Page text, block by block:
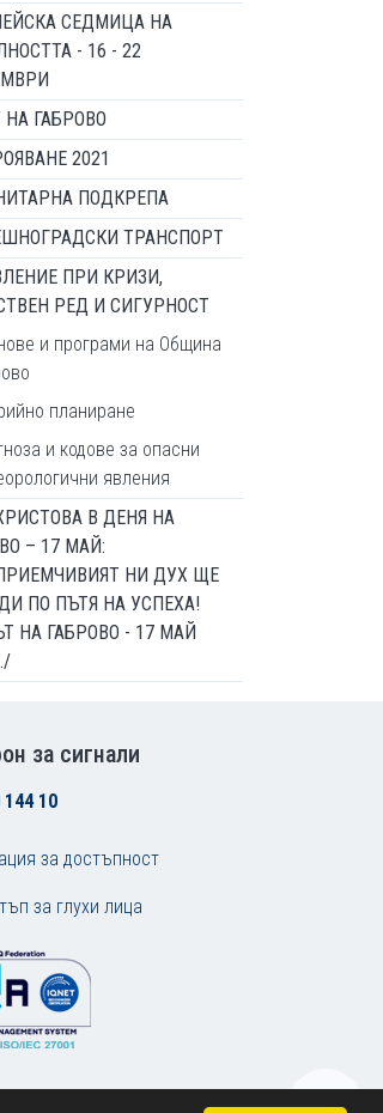
СЕДМИЦА НА
- 16 - 22
НА ГАБРОВО
2021
ПОДКРЕПА
ТРАНСПОРТ
ПРИ КРИЗИ,
РЕД И СИГУРНОСТ
и програми на Община
планиране
и кодове за опасни
явления
В ДЕНЯ НА
– 17 МАЙ:
НИ ДУХ ЩЕ
ПО ПЪТЯ НА УСПЕХА!
НА ГАБРОВО - 17 МАЙ
за сигнали
144 10
за достъпност
за глухи лица